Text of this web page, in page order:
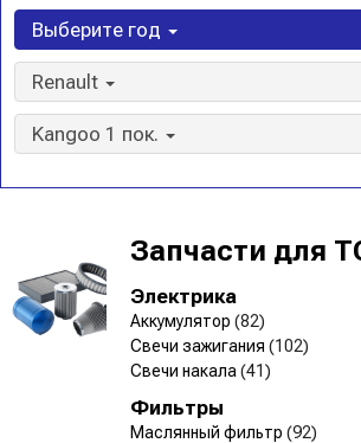
Выберите год
Renault
Kangoo 1 пок.
Запчасти для
Электрика
Аккумулятор (82)
Свечи зажигания (102)
Свечи накала (41)
Фильтры
Маслянный фильтр (92)